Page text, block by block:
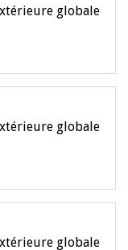
globale
globale
globale